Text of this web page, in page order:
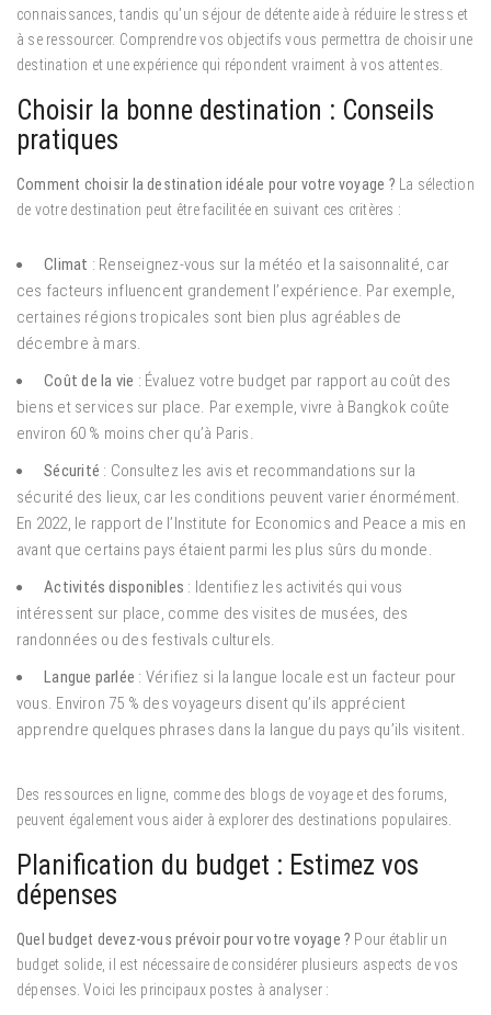
connaissances, tandis qu’un séjour de détente aide à réduire le stress et
à se ressourcer. Comprendre vos objectifs vous permettra de choisir une
destination et une expérience qui répondent vraiment à vos attentes.
Choisir la bonne destination : Conseils
pratiques
Comment choisir la destination idéale pour votre voyage ? La sélection
de votre destination peut être facilitée en suivant ces critères :
Climat : Renseignez-vous sur la météo et la saisonnalité, car
ces facteurs influencent grandement l’expérience. Par exemple,
certaines régions tropicales sont bien plus agréables de
décembre à mars.
Coût de la vie : Évaluez votre budget par rapport au coût des
biens et services sur place. Par exemple, vivre à Bangkok coûte
environ 60 % moins cher qu’à Paris.
Sécurité : Consultez les avis et recommandations sur la
sécurité des lieux, car les conditions peuvent varier énormément.
En 2022, le rapport de l’Institute for Economics and Peace a mis en
avant que certains pays étaient parmi les plus sûrs du monde.
Activités disponibles : Identifiez les activités qui vous
intéressent sur place, comme des visites de musées, des
randonnées ou des festivals culturels.
Langue parlée : Vérifiez si la langue locale est un facteur pour
vous. Environ 75 % des voyageurs disent qu’ils apprécient
apprendre quelques phrases dans la langue du pays qu’ils visitent.
Des ressources en ligne, comme des blogs de voyage et des forums,
peuvent également vous aider à explorer des destinations populaires.
Planification du budget : Estimez vos
dépenses
Quel budget devez-vous prévoir pour votre voyage ? Pour établir un
budget solide, il est nécessaire de considérer plusieurs aspects de vos
dépenses. Voici les principaux postes à analyser :